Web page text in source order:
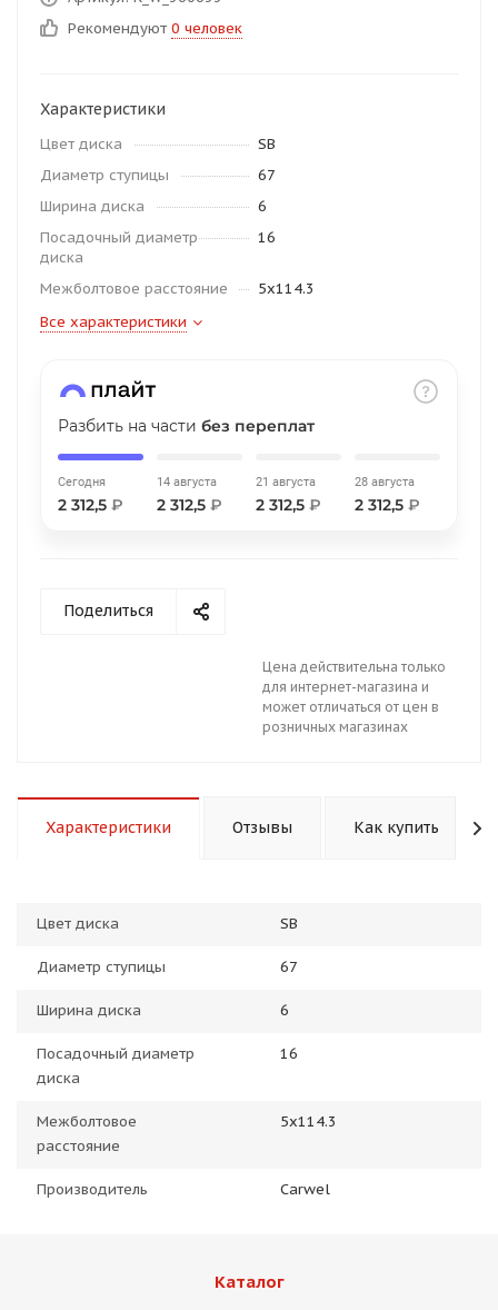
Рекомендуют 0 человек
Характеристики
Цвет диска
SB
Диаметр ступицы
67
Ширина диска
6
Посадочный диаметр
диска
16
Межболтовое расстояние
5x114.3
Все характеристики
Разбить на части без переплат
Сегодня
2 312,5 ₽
14 августа
2 312,5 ₽
21 августа
2 312,5 ₽
28 августа
2 312,5 ₽
Поделиться
Цена действительна только
для интернет-магазина и
может отличаться от цен в
розничных магазинах
Характеристики Отзывы Как купить
Цвет диска SB
Диаметр ступицы 67
Ширина диска 6
Посадочный диаметр
диска
16
Межболтовое
расстояние
5x114.3
Производитель Carwel
Каталог
об оплате Плайтом
раз в 2 недели
Остались вопросы?
8 800 302-02-51